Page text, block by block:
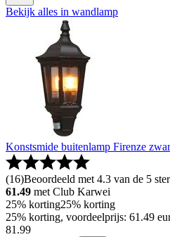
Bekijk alles in wandlamp
Konstsmide buitenlamp Firenze
(16)Beoordeeld met 4.3 van de 5
61.49 met Club Karwei
25% korting25% korting
25% korting, voordeelprijs: 61.49
81 .99